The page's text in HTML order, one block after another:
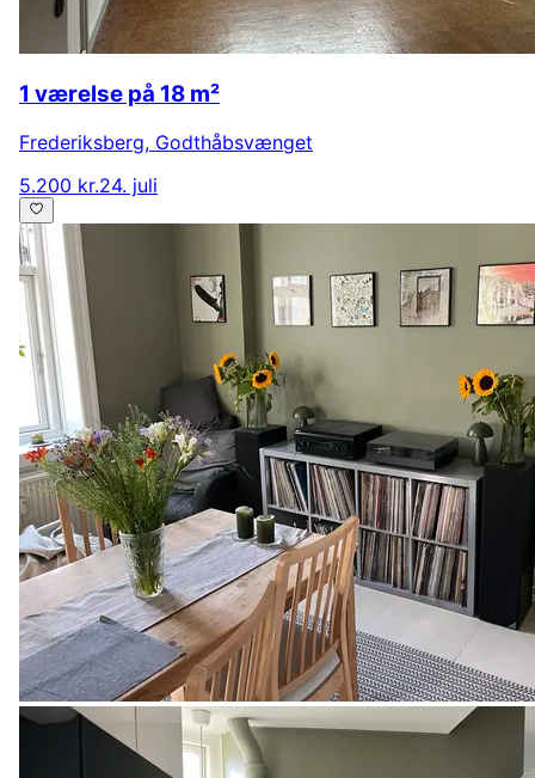
1 værelse på 18 m²
Frederiksberg, Godthåbsvænget
5.200 kr.24. juli